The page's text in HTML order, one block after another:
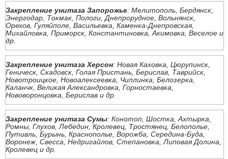
Закрепление унитаза Запорожье: Мелитополь, Бердянск,
Энергодар, Токмак, Пологи, Днепрорудное, Вольнянск,
Орехов, Гуляйполе, Васильевка, Каменка-Днепровская,
Михайловка, Приморск, Константиновка, Акимовка, Веселое и
др.
Закрепление унитаза Херсон: Новая Каховка, Цюрупинск,
Геническ, Скадовск, Голая Пристань, Берислав, Таврийск,
Новотроицкое, Новоалексеевка, Чиплинка, Белозерка,
Каланчк, Великая Александровка, Горностаевка,
Нововоронцовка, Берислав и др.
Закрепление унитаза Сумы: Конотоп, Шостка, Ахтырка,
Ромны, Глухов, Лебедин, Кролевец, Тростянец, Белополье,
Путивль, Бурынь, Краснополье, Ворожба, Середина-Буда,
Воронеж, Свесса, Недригайлов, Степановка, Липовая Долина,
Кролевец и др.